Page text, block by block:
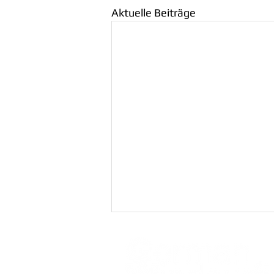
Aktuelle Beiträge